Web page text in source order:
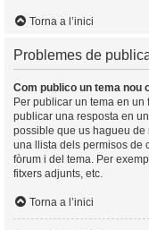
Torna a l’inici
Problemes de
Com publico un tema nou
Per publicar un tema en un
publicar una resposta en
possible que us hagueu de
una llista dels permisos de
fòrum i del tema. Per
fitxers adjunts, etc.
Torna a l’inici